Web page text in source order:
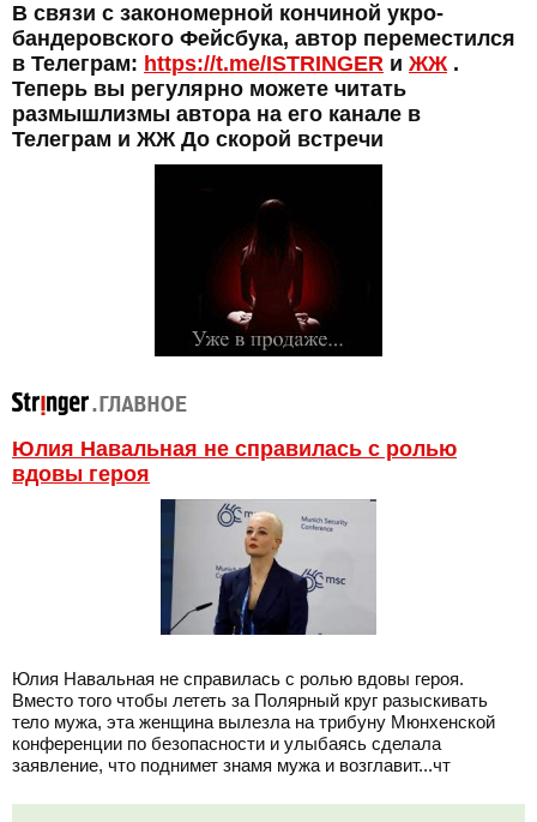
В связи с закономерной кончиной укро-
бандеровского Фейсбука, автор переместился
в Телеграм: https://t.me/ISTRINGER и ЖЖ.
Теперь вы регулярно можете читать
размышлизмы автора на его канале в
Телеграм и ЖЖ До скорой встречи
Юлия Навальная не справилась с ролью
вдовы героя
Юлия Навальная не справилась с ролью вдовы героя.
Вместо того чтобы лететь за Полярный круг разыскивать
тело мужа, эта женщина вылезла на трибуну Мюнхенской
конференции по безопасности и улыбаясь сделала
заявление, что поднимет знамя мужа и возглавит...чт